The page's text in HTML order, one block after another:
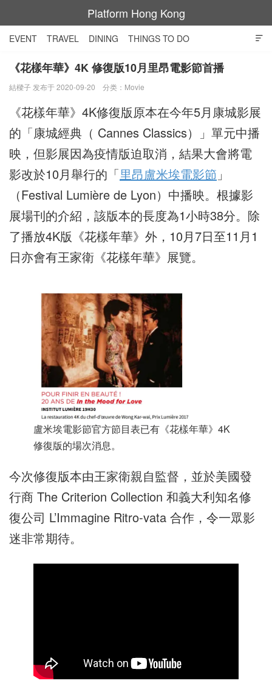
Platform Hong Kong

EVENT TRAVEL DINING THINGS TO DO
SHOPPING AND STYLE CULTURE MOVIE TECH
NIGHT LIFE
《花樣年華》4K 修復版10月里昂電影節首播
結樑子 发布于 2020-09-20 分类： Movie
《花樣年華》4K修復版原本在今年5月康城影展
的「康城經典（ Cannes Classics）」單元中播
映，但影展因為疫情版迫取消，結果大會將電
影改於10月舉行的「里昂盧米埃電影節 」
（Festival Lumière de Lyon）中播映。根據影
展場刊的介紹，該版本的長度為1小時38分。除
了播放4K版《花樣年華》外，10月7日至11月1
日亦會有王家衛《花樣年華》展覽。
盧米埃電影節官方節目表已有《花樣年華》4K
修復版的場次消息。
今次修復版本由王家衛親自監督，並於美國發
行商 The Criterion Collection 和義大利知名修
復公司 L’Immagine Ritro-vata 合作，令一眾影
迷非常期待。